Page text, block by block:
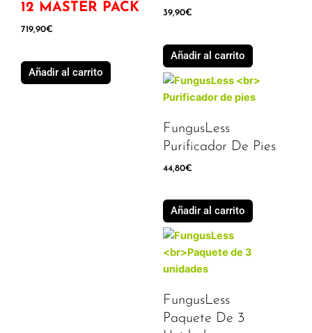
12 MASTER PACK
719,90€
Añadir al carrito
39,90€
Añadir al carrito
FungusLess
Purificador De Pies
44,80€
Añadir al carrito
FungusLess
Paquete De 3